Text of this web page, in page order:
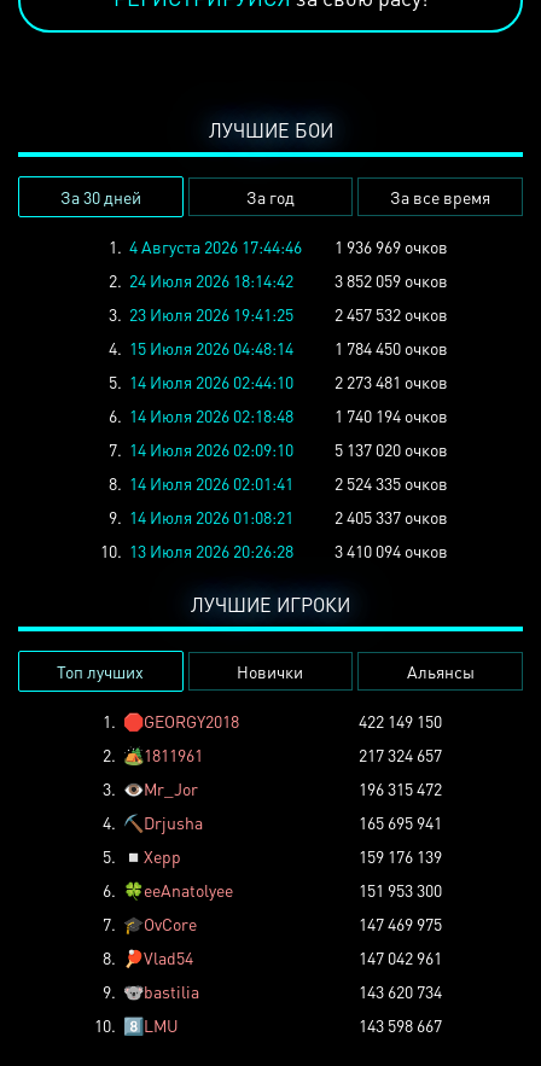
ЛУЧШИЕ БОИ
За 30 дней За год За все время
1. 4 Августа 2026 17:44:46
1 936 969 очков
2. 24 Июля 2026 18:14:42
3 852 059 очков
3. 23 Июля 2026 19:41:25
2 457 532 очков
4. 15 Июля 2026 04:48:14
1 784 450 очков
5. 14 Июля 2026 02:44:10
2 273 481 очков
6. 14 Июля 2026 02:18:48
1 740 194 очков
7. 14 Июля 2026 02:09:10
5 137 020 очков
8. 14 Июля 2026 02:01:41
2 524 335 очков
9. 14 Июля 2026 01:08:21
2 405 337 очков
10. 13 Июля 2026 20:26:28 3 410 094 очков
ЛУЧШИЕ ИГРОКИ
Топ лучших Новички Альянсы
1. 🛑GEORGY2018
422 149 150
2. 🏕️1811961
217 324 657
3. 👁️Mr_Jor
196 315 472
4. ⛏️ Drjusha
165 695 941
5.
◽ Xepp
159 176 139
6. 🍀eeAnatolyee
151 953 300
7. 🎓OvCore
147 469 975
8.
🏓Vlad54
147 042 961
9. 🐨bastilia
143 620 734
10. 8️⃣LMU 143 598 667